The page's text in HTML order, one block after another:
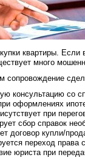
квартиры. Если
много
сопровождение
консультацию со
оформлениях
при
сбор справок
договор купли/
переход права
юриста при